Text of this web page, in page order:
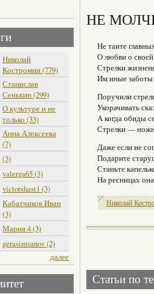
Николай
Костромин (779)
Станислав
Сенькин (299)
О культуре и не
только (33)
Анна Алексеева
(7)
(3)
valerga65 (3)
victorshast1 (3)
Кабатчиков Иван
(3)
Мария 4 (3)
gerasimsanov (2)
далее
НЕ
Не таите
О любви о
Стрелки
Им иные
Поручили
Укорачивать
А когда обиды
Стрелки —
Даже если не
Подарите
Станьте
На ресницах
Николай
Статьи по